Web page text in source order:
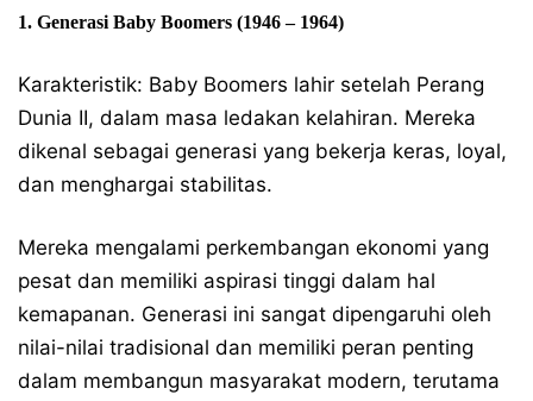
1. Generasi Baby Boomers (1946 – 1964)
Karakteristik: Baby Boomers lahir setelah Perang
Dunia II, dalam masa ledakan kelahiran. Mereka
dikenal sebagai generasi yang bekerja keras, loyal,
dan menghargai stabilitas.
Mereka mengalami perkembangan ekonomi yang
pesat dan memiliki aspirasi tinggi dalam hal
kemapanan. Generasi ini sangat dipengaruhi oleh
nilai-nilai tradisional dan memiliki peran penting
dalam membangun masyarakat modern, terutama